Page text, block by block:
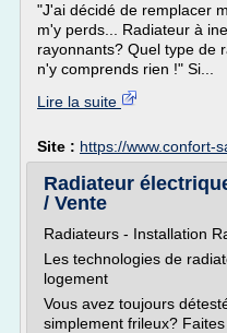
"J'ai décidé de remplacer
m'y perds... Radiateur à
rayonnants? Quel type de
n'y comprends rien !" Si...
Lire la suite
Site : https://www.confort-
Radiateur
/ Vente
Radiateurs - Installation
Les technologies de
logement
Vous avez toujours
simplement frileux?